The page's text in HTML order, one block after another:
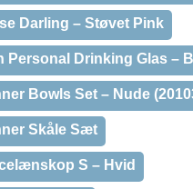
Darling – Støvet Pink
Personal Drinking Glas – B
Bowls Set – Nude
Skåle Sæt
S – Hvid